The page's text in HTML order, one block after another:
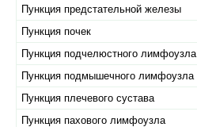
Пункция предстательной железы
Пункция почек
Пункция подчелюстного лимфоузла
Пункция подмышечного лимфоузла
Пункция плечевого сустава
Пункция пахового лимфоузла